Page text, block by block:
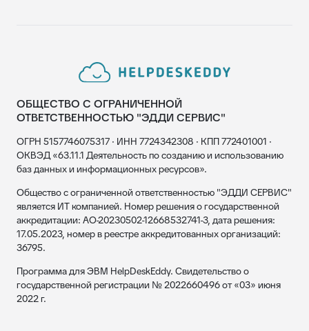
ОБЩЕСТВО С ОГРАНИЧЕННОЙ
ОТВЕТСТВЕННОСТЬЮ "ЭДДИ СЕРВИС"
ОГРН 5157746075317 · ИНН 7724342308 · КПП 772401001 ·
ОКВЭД «63.11.1 Деятельность по созданию и использованию
баз данных и информационных ресурсов».
Общество с ограниченной ответственностью "ЭДДИ СЕРВИС"
является ИТ компанией. Номер решения о государственной
аккредитации: АО-20230502-12668532741-3, дата решения:
17.05.2023, номер в реестре аккредитованных организаций:
36795.
Программа для ЭВМ HelpDeskEddy. Свидетельство о
государственной регистрации № 2022660496 от «03» июня
2022 г.